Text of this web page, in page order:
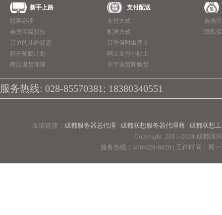
新手上路
顾客必读
会员等级折扣
订单的几种状态
积分奖励计划
商品退货保障
支付配送
支付方式
配送方式
订单何时出库？
网上支付小贴士
关于送货和验货
会员
隐私
服务热线: 028-85570381; 18380340551
友情链接： 成都服务器总代理 成都联想服务器代理商
成都联想
Copyright 2011-2024 成都强
服务热线：400-028-6620 | 工作时间：周